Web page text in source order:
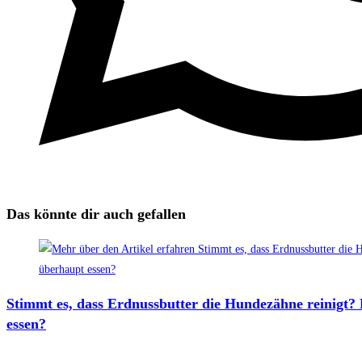
Das könnte dir auch gefallen
Stimmt es, dass Erdnussbutter die Hundezähne
essen?